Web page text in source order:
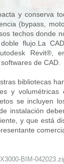
y conserva
(bypass,
techos donde
flujo.La
Revit®,
de CAD.
bibliotecas
y
se incluyen
instalación
y que está
BIM-